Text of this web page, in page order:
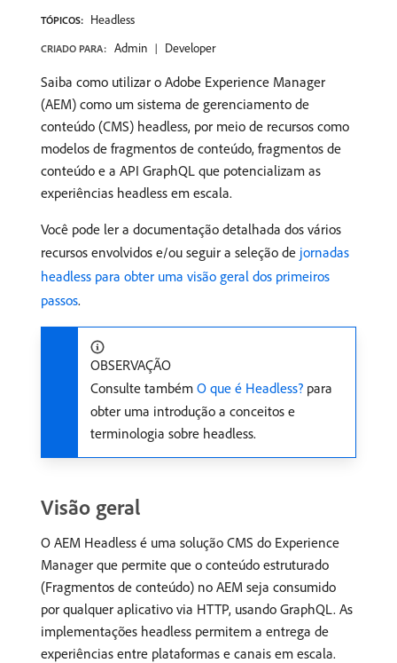
TÓPICOS: Headless
CRIADO PARA: Admin Developer
Saiba como utilizar o Adobe Experience Manager
(AEM) como um sistema de gerenciamento de
conteúdo (CMS) headless, por meio de recursos como
modelos de fragmentos de conteúdo, fragmentos de
conteúdo e a API GraphQL que potencializam as
experiências headless em escala.
Você pode ler a documentação detalhada dos vários
recursos envolvidos e/ou seguir a seleção de jornadas
headless para obter uma visão geral dos primeiros
passos.
OBSERVAÇÃO
Consulte também O que é Headless? para
obter uma introdução a conceitos e
terminologia sobre headless.
Visão geral
O AEM Headless é uma solução CMS do Experience
Manager que permite que o conteúdo estruturado
(Fragmentos de conteúdo) no AEM seja consumido
por qualquer aplicativo via HTTP, usando GraphQL. As
implementações headless permitem a entrega de
experiências entre plataformas e canais em escala.